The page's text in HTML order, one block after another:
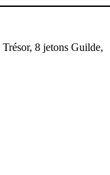
8 jetons Guilde,